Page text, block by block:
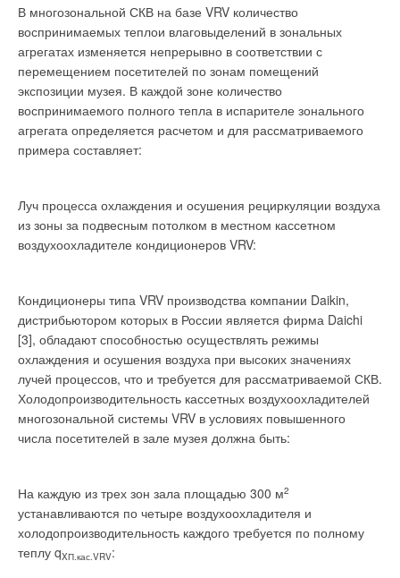
В многозональной СКВ на базе VRV количество
воспринимаемых теплои влаговыделений в зональных
агрегатах изменяется непрерывно в соответствии с
перемещением посетителей по зонам помещений
экспозиции музея. В каждой зоне количество
воспринимаемого полного тепла в испарителе зонального
агрегата определяется расчетом и для рассматриваемого
примера составляет:
Луч процесса охлаждения и осушения рециркуляции воздуха
из зоны за подвесным потолком в местном кассетном
воздухоохладителе кондиционеров VRV:
Кондиционеры типа VRV производства компании Daikin,
дистрибьютором которых в России является фирма Daichi
[3], обладают способностью осуществлять режимы
охлаждения и осушения воздуха при высоких значениях
лучей процессов, что и требуется для рассматриваемой СКВ.
Холодопроизводительность кассетных воздухоохладителей
многозональной системы VRV в условиях повышенного
числа посетителей в зале музея должна быть:
На каждую из трех зон зала площадью 300 м2
устанавливаются по четыре воздухоохладителя и
холодопроизводительность каждого требуется по полному
теплу qXП.кас.VRV: